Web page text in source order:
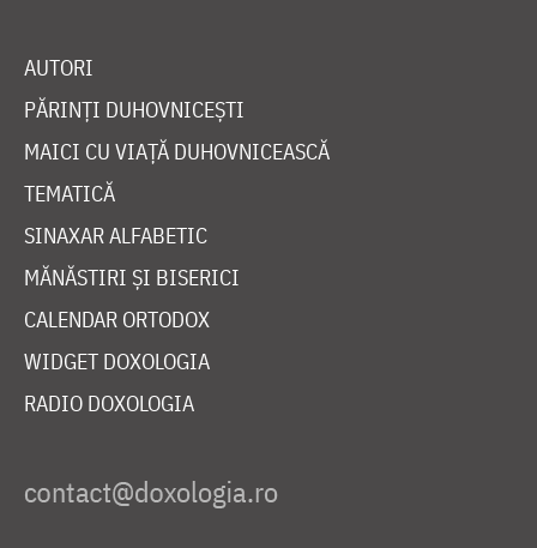
AUTORI
PĂRINȚI DUHOVNICEȘTI
MAICI CU VIAȚĂ DUHOVNICEASCĂ
TEMATICĂ
SINAXAR ALFABETIC
MĂNĂSTIRI ȘI BISERICI
CALENDAR ORTODOX
WIDGET DOXOLOGIA
RADIO DOXOLOGIA